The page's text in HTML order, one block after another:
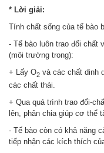
* Lời giải:
Tính chất sống của tế bào
- Tế bào luôn trao đổi
(môi trường trong):
+ Lấy O2 và các chất dinh
các chất thải.
+ Qua quá trình trao đổi-
lên, phân chia giúp cơ thể
- Tế bào còn có khả năng
tiếp nhận các kích thích